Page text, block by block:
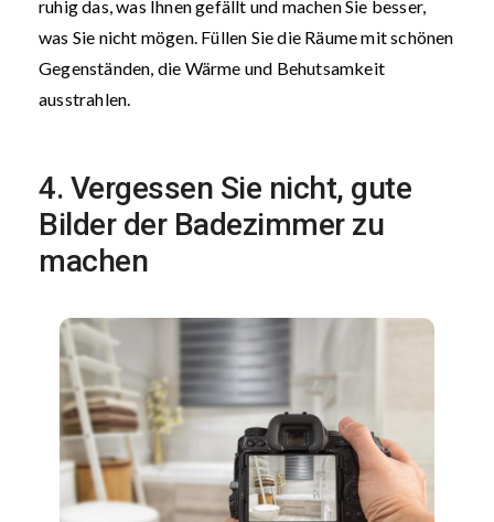
ruhig das, was Ihnen gefällt und machen Sie besser,
was Sie nicht mögen. Füllen Sie die Räume mit schönen
Gegenständen, die Wärme und Behutsamkeit
ausstrahlen.
4. Vergessen Sie nicht, gute
Bilder der Badezimmer zu
machen